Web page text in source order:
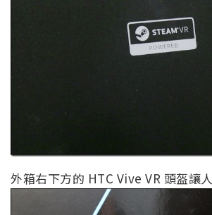
外箱右下方的 HTC Vive VR 頭盔讓